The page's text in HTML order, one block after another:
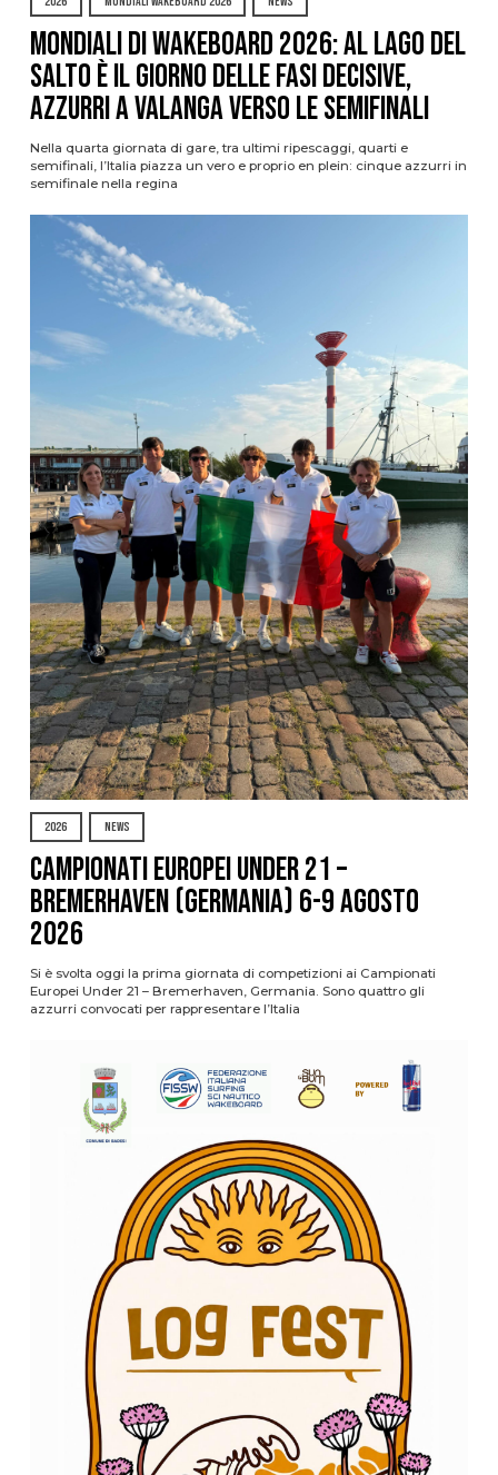
Mondiali di Wakeboard 2026: al Lago del
Salto è il giorno delle fasi decisive,
azzurri a valanga verso le semifinali
Nella quarta giornata di gare, tra ultimi ripescaggi, quarti e
semifinali, l’Italia piazza un vero e proprio en plein: cinque azzurri in
semifinale nella regina
2026 NEWS
Campionati Europei Under 21 –
Bremerhaven (Germania) 6-9 agosto
2026
Si è svolta oggi la prima giornata di competizioni ai Campionati
Europei Under 21 – Bremerhaven, Germania. Sono quattro gli
azzurri convocati per rappresentare l’Italia